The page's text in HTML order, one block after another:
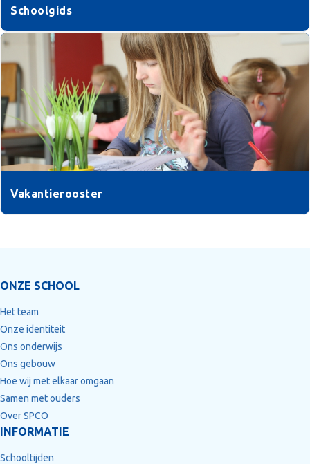
Schoolgids
Vakantierooster
ONZE SCHOOL
Het team
Onze identiteit
Ons onderwijs
Ons gebouw
Hoe wij met elkaar omgaan
Samen met ouders
Over SPCO
INFORMATIE
Schooltijden